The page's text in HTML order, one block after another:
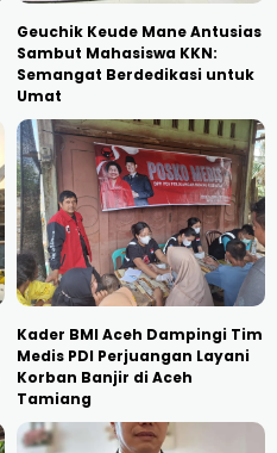
Geuchik Keude Mane Antusias
Sambut Mahasiswa KKN:
Semangat Berdedikasi untuk
Umat
Kader BMI Aceh Dampingi Tim
Medis PDI Perjuangan Layani
Korban Banjir di Aceh
Tamiang